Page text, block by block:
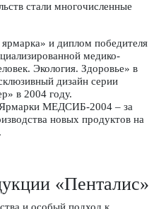
стали многочисленные
и диплом победителя
медико-
Экология. Здоровье» в
дизайн серии
в 2004 году.
Ярмарки МЕДСИБ-2004 – за
новых продуктов на
«Пенталис»